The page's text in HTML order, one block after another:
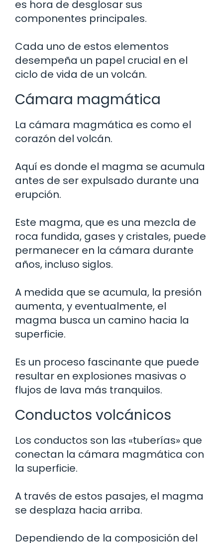
es hora de desglosar sus
componentes principales.
Cada uno de estos elementos
desempeña un papel crucial en el
ciclo de vida de un volcán.
Cámara magmática
La cámara magmática es como el
corazón del volcán.
Aquí es donde el magma se acumula
antes de ser expulsado durante una
erupción.
Este magma, que es una mezcla de
roca fundida, gases y cristales, puede
permanecer en la cámara durante
años, incluso siglos.
A medida que se acumula, la presión
aumenta, y eventualmente, el
magma busca un camino hacia la
superficie.
Es un proceso fascinante que puede
resultar en explosiones masivas o
flujos de lava más tranquilos.
Conductos volcánicos
Los conductos son las «tuberías» que
conectan la cámara magmática con
la superficie.
A través de estos pasajes, el magma
se desplaza hacia arriba.
Dependiendo de la composición del